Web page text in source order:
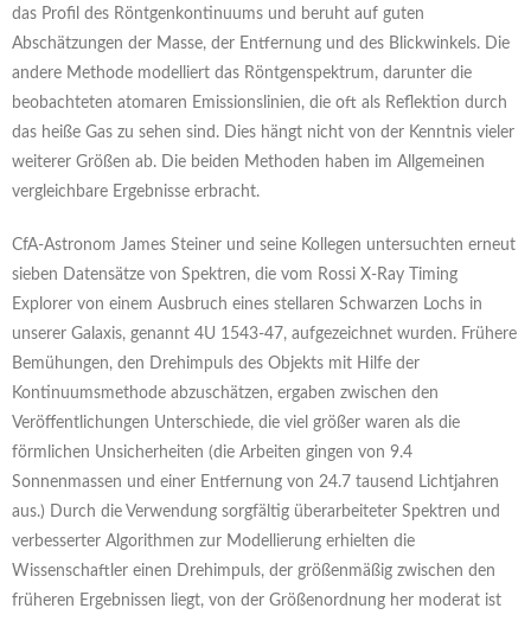
das Profil des Röntgenkontinuums und beruht auf guten
Abschätzungen der Masse, der Entfernung und des Blickwinkels. Die
andere Methode modelliert das Röntgenspektrum, darunter die
beobachteten atomaren Emissionslinien, die oft als Reflektion durch
das heiße Gas zu sehen sind. Dies hängt nicht von der Kenntnis vieler
weiterer Größen ab. Die beiden Methoden haben im Allgemeinen
vergleichbare Ergebnisse erbracht.
CfA-Astronom James Steiner und seine Kollegen untersuchten erneut
sieben Datensätze von Spektren, die vom Rossi X-Ray Timing
Explorer von einem Ausbruch eines stellaren Schwarzen Lochs in
unserer Galaxis, genannt 4U 1543-47, aufgezeichnet wurden. Frühere
Bemühungen, den Drehimpuls des Objekts mit Hilfe der
Kontinuumsmethode abzuschätzen, ergaben zwischen den
Veröffentlichungen Unterschiede, die viel größer waren als die
förmlichen Unsicherheiten (die Arbeiten gingen von 9.4
Sonnenmassen und einer Entfernung von 24.7 tausend Lichtjahren
aus.) Durch die Verwendung sorgfältig überarbeiteter Spektren und
verbesserter Algorithmen zur Modellierung erhielten die
Wissenschaftler einen Drehimpuls, der größenmäßig zwischen den
früheren Ergebnissen liegt, von der Größenordnung her moderat ist